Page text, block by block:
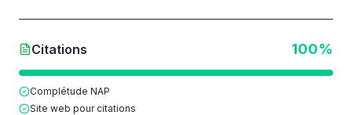
Citations 100%
Complétude NAP
Site web pour citations